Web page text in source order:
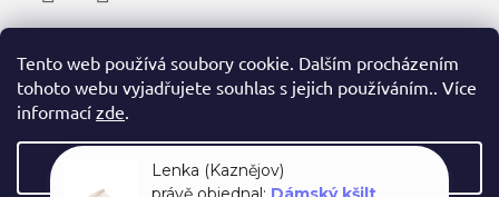
Tento web používá soubory cookie. Dalším procházením
tohoto webu vyjadřujete souhlas s jejich používáním.. Více
informací zde.
Nastavení
FacebookInstagram
PŘIJÍMÁME ONLINE PLATBY